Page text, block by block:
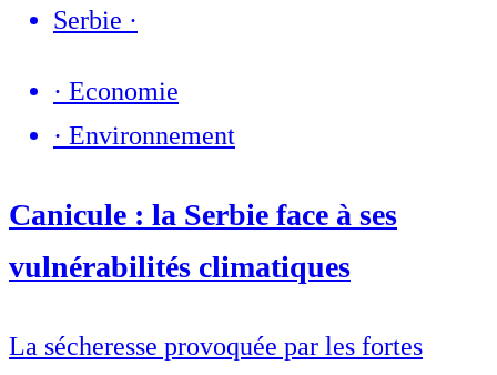
Serbie ·
· Economie
· Environnement
Canicule : la Serbie face à ses
vulnérabilités climatiques
La sécheresse provoquée par les fortes